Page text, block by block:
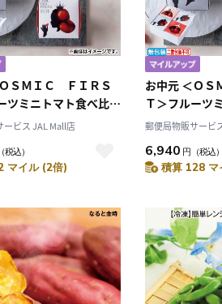
ＳＭＩＣ ＦＩＲＳ
ツミニトマト食べ比べ
（糖度１２・１１）
ービス JAL Mall店
（税込）
マイル (2倍)
お中元 ＜Ｏ
Ｔ＞フルーツ
４箱セット（
込み
郵便局物販サービ
6,940 円 （税込）
積算 128 マ